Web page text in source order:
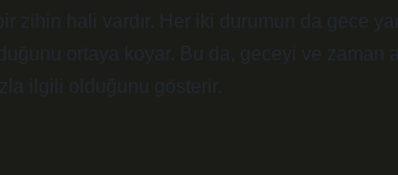
zihin hali vardır. Her iki durumun da gece
ortaya koyar. Bu da, geceyi ve zaman
ilgili olduğunu gösterir.